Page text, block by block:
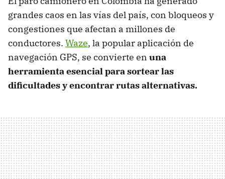
grandes caos en las vías del país, con bloqueos y
congestiones que afectan a millones de
conductores. Waze, la popular aplicación de
navegación GPS, se convierte en una
herramienta esencial para sortear las
dificultades y encontrar rutas alternativas.